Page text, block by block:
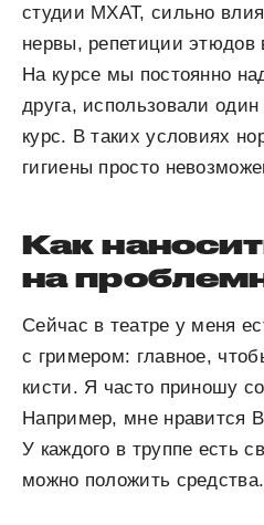
студии МХАТ, сильно
нервы, репетиции этюдов
На курсе мы постоянно
друга, использовали
курс. В таких условиях
гигиены просто
Как
на
Сейчас в театре у меня
с гримером: главное,
кисти. Я часто приношу
Например, мне нравится
У каждого в труппе есть
можно положить средства.